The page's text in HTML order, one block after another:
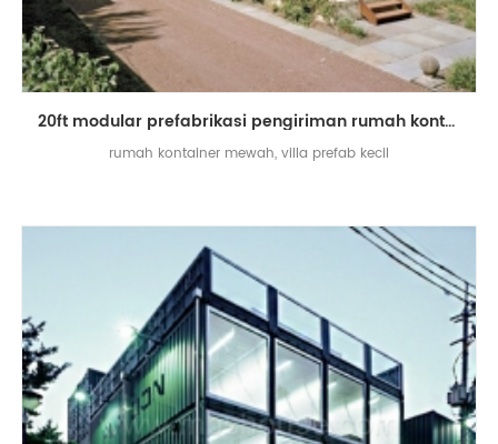
20ft modular prefabrikasi pengiriman rumah kontainer villa mewah rumah
rumah kontainer mewah, villa prefab kecil